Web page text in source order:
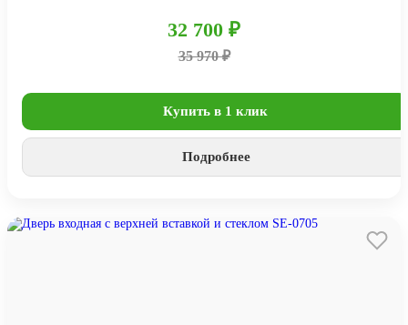
32 700 ₽
35 970 ₽
Купить в 1 клик
Подробнее